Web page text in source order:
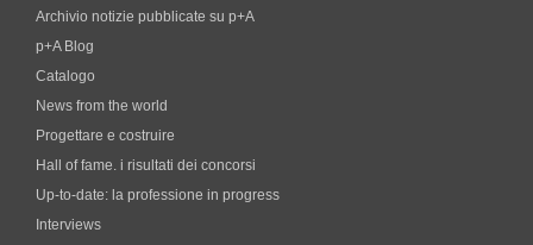
Archivio notizie pubblicate su p+A
p+A Blog
Catalogo
News from the world
Progettare e costruire
Hall of fame. i risultati dei concorsi
Up-to-date: la professione in progress
Interviews